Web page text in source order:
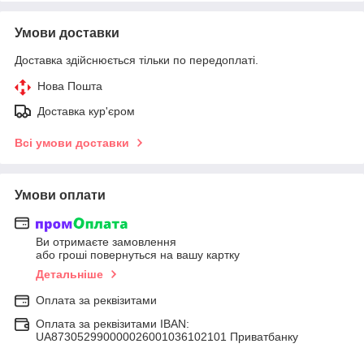
Умови доставки
Доставка здійснюється тільки по передоплаті.
Нова Пошта
Доставка кур'єром
Всі умови доставки
Умови оплати
Ви отримаєте замовлення
або гроші повернуться на вашу картку
Детальніше
Оплата за реквізитами
Оплата за реквізитами IBAN:
UA873052990000026001036102101 Приватбанку